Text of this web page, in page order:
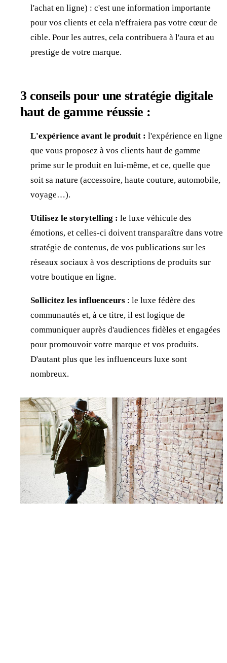
l'achat en ligne) : c'est une information importante
pour vos clients et cela n'effraiera pas votre cœur de
cible. Pour les autres, cela contribuera à l'aura et au
prestige de votre marque.
3 conseils pour une stratégie digitale
haut de gamme réussie :
L'expérience avant le produit : l'expérience en ligne
que vous proposez à vos clients haut de gamme
prime sur le produit en lui-même, et ce, quelle que
soit sa nature (accessoire, haute couture, automobile,
voyage…).
Utilisez le storytelling : le luxe véhicule des
émotions, et celles-ci doivent transparaître dans votre
stratégie de contenus, de vos publications sur les
réseaux sociaux à vos descriptions de produits sur
votre boutique en ligne.
Sollicitez les influenceurs : le luxe fédère des
communautés et, à ce titre, il est logique de
communiquer auprès d'audiences fidèles et engagées
pour promouvoir votre marque et vos produits.
D'autant plus que les influenceurs luxe sont
nombreux.